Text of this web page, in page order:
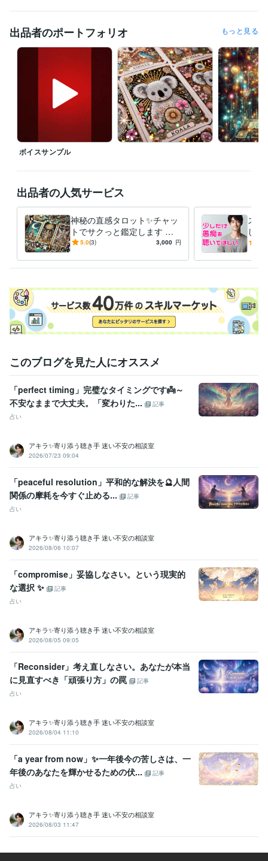
仕事も恋愛も、なんだかうまくいかない
他人と自分を比べては自虐して
ついには「私なんて、どうせ無理」と自責の毎日…
しかし、そんな生活を続けているうちに、気づいたんです
『本当の幸せは、自分を愛することから始まる』
・自分を認める（良い所も悪い所も）
・その全てが自分なんだと受け入れる
●自分を愛することで生活が激変！
毎日のジャーナリング
自分の感情に向き合う事を大切にして
少しずつ自分を好きになれるようになっていきました
自分を愛せるようになると
世界が一気に輝きだすんです！
自信が生まれる、人間関係が良くなる
仕事も良い流れになる、愛を持って他者と関われる
そんな幸せの連鎖を起こせるのが「セルフラブ」です！
マーケティング / 広告・宣伝・プロモーション
カスタマーサポート・カスタマーサクセス / コールセンター管理・運
営
経験年数 : 3年
ライフスタイル・その他 / 占い師
2025年3月✨ゴールドランクに昇格できました☘️
チナランクに昇格できました❤️
資格・検定
金融渉外技能審査（FP3級）
宅地建物取引士（旧 宅地建物取引主任者） 取得年 : 2011年
マイクロソフト オフィス スペシャリスト（MOS）
中型自動車第二種運転免許 取得年 : 2018年
乙種危険物取扱者
ビジネス・クリエイティブツール
Excel:3年PowerPoint:3年
Google スプレッドシート:3年
Canva:0年
悩み相談・カウンセリング 傾聴カウンセラー
コールセンター 派遣業
資産運用・副業の相談 投資・投機FXトレード
個人トレーダー 資産運用
出品者のポートフォリオ もっと見る
ボイスサンプル
出品者の人気サービス
神秘の直感タロット✨チャッ
トでサクっと鑑定します タ
ロットで✨チャット占い一度
5.0(3) 3,000 円
スト
し
族、
このブログを見た人にオススメ
「perfect timing」完璧なタイミングです👼～
不安なままで大丈夫。「変わりた...
記事
占い
アキラ✨寄り添う聴き手 迷い不安の相談室
2026/07/23 09:04
「peaceful resolution」平和的な解決を🔮人間
関係の摩耗を今すぐ止める...
記事
占い
アキラ✨寄り添う聴き手 迷い不安の相談室
2026/08/06 10:07
「compromise」妥協しなさい。という現実的
な選択 ✨
記事
占い
アキラ✨寄り添う聴き手 迷い不安の相談室
2026/08/05 09:05
「Reconsider」考え直しなさい。あなたが本当
に見直すべき「頑張り方」の罠
記事
占い
アキラ✨寄り添う聴き手 迷い不安の相談室
2026/08/04 11:10
「a year from now」✨一年後今の苦しさは、一
年後のあなたを輝かせるための伏...
記事
占い
アキラ✨寄り添う聴き手 迷い不安の相談室
2026/08/03 11:47